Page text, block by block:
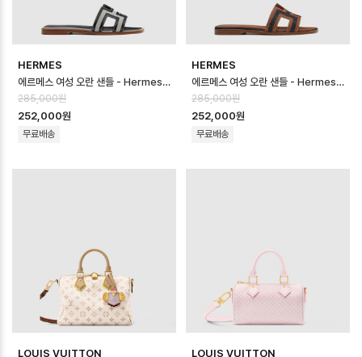
HERMES
에르메스 여성 오란 샌들 - Hermes Womens Oran Sandal - hes146…
285,000원
252,000원
무료배송
HERMES
에르메스 여성 오란 샌들 - Hermes Womens Oran Sandal - hes146…
285,000원
252,000원
무료배송
LOUIS VUITTON LOUIS VUITTON